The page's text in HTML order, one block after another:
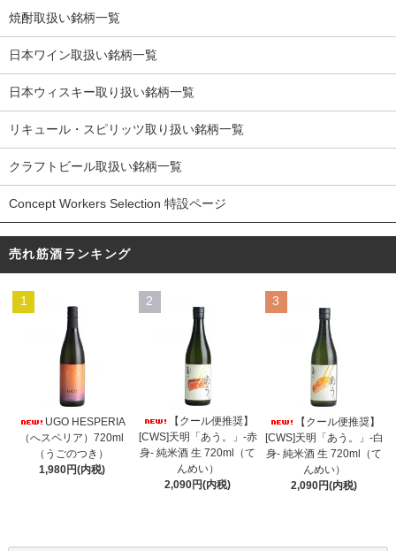
焼酎取扱い銘柄一覧
日本ワイン取扱い銘柄一覧
日本ウィスキー取り扱い銘柄一覧
リキュール・スピリッツ取り扱い銘柄一覧
クラフトビール取扱い銘柄一覧
Concept Workers Selection 特設ページ
売れ筋酒ランキング
1
UGO HESPERIA
（へスペリア）720ml
（うごのつき）
1,980円(内税)
2
【クール便推奨】
[CWS]天明「あう。」-赤
身- 純米酒 生 720ml（て
んめい）
2,090円(内税)
3
【クール便推奨】
[CWS]天明「あう。」-白
身- 純米酒 生 720ml（て
んめい）
2,090円(内税)